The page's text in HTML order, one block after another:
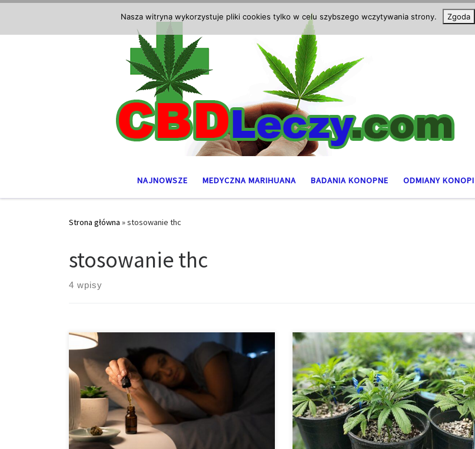
NAJNOWSZE MEDYCZNA MARIHUANA BADANIA KONOPNE ODMIANY KONOPI
Strona główna »stosowanie thc
stosowanie thc
4 wpisy
Najlepsze produkty THC na sen Sen jest jednym z
najważniejszych elementów wpływających na
zdrowie człowieka. To właśnie podczas nocnego
odpoczynku organizm regeneruje tkanki, stabilizuje
gospodarkę hormonalną, porządkuje informacje
zapisane w pamięci oraz przygotowuje się do
kolejnego dnia. Coraz więcej osób zmaga się jednak z
problemami związanymi z zasypianiem, częstym
wybudzaniem […]
Istnieje wiele czynników wpływających na wpływ
marihuany na każdą osobę. Rodzaj odmiany, moc
oraz rodzaj spożycia to tylko niektóre z czynników,
które roślina wnosi do równania. Ale każda osoba
posiada swój własny zestaw zmiennych, takie jak
procent tkanki tłuszczowej, wiek, częstotliwość
spożycia i płeć, żeby wymienić tylko kilka. Jeśli
spędzałeś […]
Nasza witryna wykorzystuje pliki cookies tylko w celu szybszego wczytywania strony. Zgoda